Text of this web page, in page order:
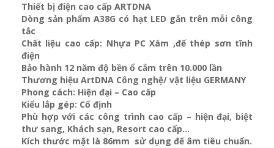
Thiết bị điện cao cấp ARTDNA
Dòng sản phẩm A38G có hạt LED gắn trên mỗi công
tắc
Chất liệu cao cấp: Nhựa PC Xám ,đế thép sơn tĩnh
điện
Bảo hành 12 năm độ bền ổ cắm trên 10.000 lần
Thương hiệu ArtDNA Công nghệ/ vật liệu GERMANY
Phong cách: Hiện đại – Cao cấp
Kiểu lắp gép: Cố định
Phù hợp với các công trình cao cấp – hiện đại, biệt
thư sang, Khách sạn, Resort cao cấp…
Kích thước mặt là 86mm sử dụng đế âm tiêu chuẩn.